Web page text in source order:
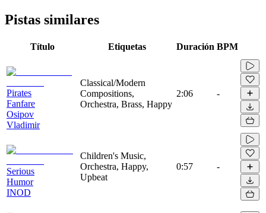
Pistas similares
Título Etiquetas Duración BPM
Pirates
Fanfare
Osipov
Vladimir
Classical/Modern
Compositions,
Orchestra, Brass, Happy
2:06 -
Serious
Humor
INOD
Children's Music,
Orchestra, Happy,
Upbeat
0:57 -